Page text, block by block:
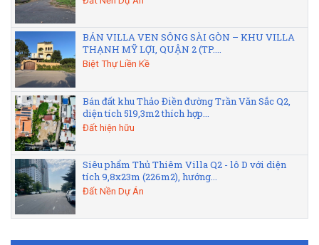
BÁN VILLA VEN SÔNG SÀI GÒN – KHU VILLA
THẠNH MỸ LỢI, QUẬN 2 (TP....
Biệt Thự Liền Kề
Bán đất khu Thảo Điền đường Trần Văn Sắc Q2,
diện tích 519,3m2 thích hợp...
Đất hiện hữu
Siêu phẩm Thủ Thiêm Villa Q2 - lô D với diện
tích 9,8x23m (226m2), hướng...
Đất Nền Dự Án